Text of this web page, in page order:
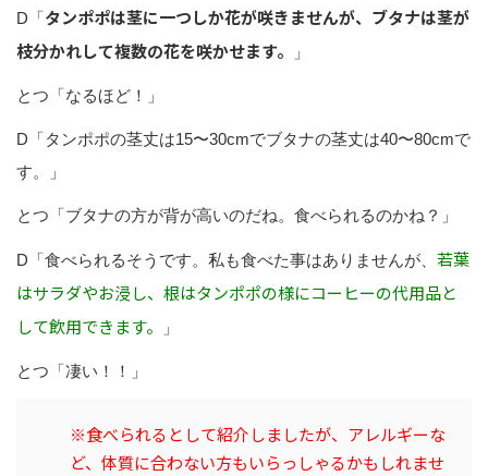
D「タンポポは茎に一つしか花が咲きませんが、ブタナは茎が
枝分かれして複数の花を咲かせます。
」
とつ「なるほど！」
D「タンポポの茎丈は15〜30cmでブタナの茎丈は40〜80cmで
す。」
とつ「ブタナの方が背が高いのだね。食べられるのかね？」
D「食べられるそうです。私も食べた事はありませんが、 若葉
はサラダやお浸し、根はタンポポの様にコーヒーの代用品と
して飲用できます。
」
とつ「凄い！！」
※食べられるとして紹介しましたが、アレルギーな
ど、体質に合わない方もいらっしゃるかもしれませ